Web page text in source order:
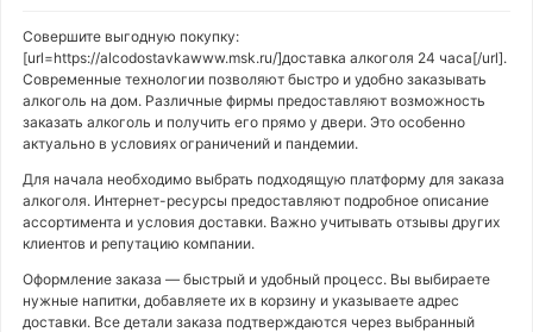
Совершите выгодную покупку:
[url=https://alcodostavkawww.msk.ru/]доставка алкоголя 24 часа[/url].
Современные технологии позволяют быстро и удобно заказывать
алкоголь на дом. Различные фирмы предоставляют возможность
заказать алкоголь и получить его прямо у двери. Это особенно
актуально в условиях ограничений и пандемии.
Для начала необходимо выбрать подходящую платформу для заказа
алкоголя. Интернет-ресурсы предоставляют подробное описание
ассортимента и условия доставки. Важно учитывать отзывы других
клиентов и репутацию компании.
Оформление заказа — быстрый и удобный процесс. Вы выбираете
нужные напитки, добавляете их в корзину и указываете адрес
доставки. Все детали заказа подтверждаются через выбранный